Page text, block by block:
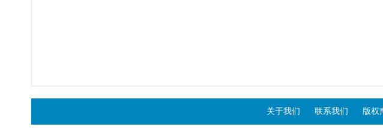
关于我们 联系我们 版权